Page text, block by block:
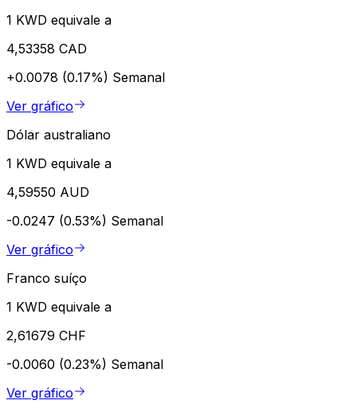
1 KWD equivale a
4,53358 CAD
+0.0078 (0.17%) Semanal
Ver gráfico
Dólar australiano
1 KWD equivale a
4,59550 AUD
-0.0247 (0.53%) Semanal
Ver gráfico
Franco suíço
1 KWD equivale a
2,61679 CHF
-0.0060 (0.23%) Semanal
Ver gráfico